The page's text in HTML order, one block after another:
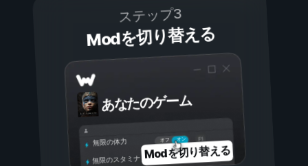
ステップ3
Modを切り替える
あなたのゲーム
オン
オフ
無限の体力
無限のスタミナ Modを切り替える